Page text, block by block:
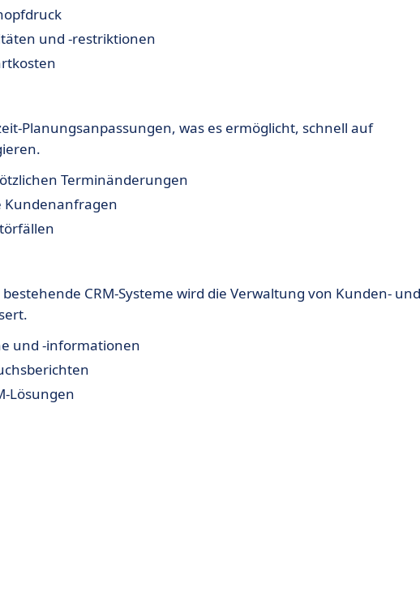
und -restriktionen
Planungsanpassungen, was es ermöglicht, schnell auf
Terminänderungen
Kundenanfragen
CRM-Systeme wird die Verwaltung von Kunden- und
und -informationen
Lösungen